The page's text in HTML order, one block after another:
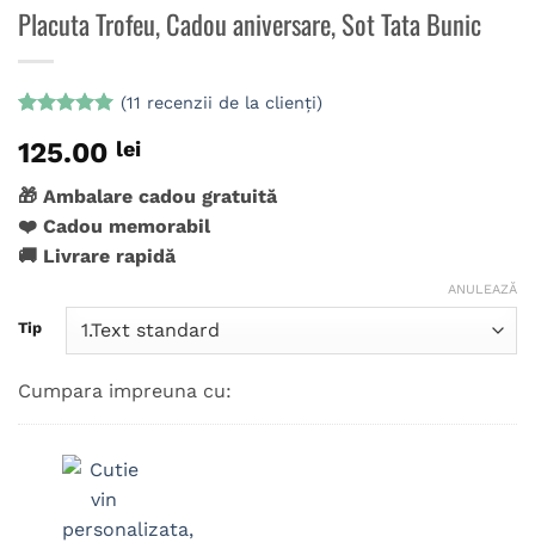
Placuta Trofeu, Cadou aniversare, Sot Tata Bunic
5din 5 pe
baza a
evaluări de
la clienți
(11 recenzii de la clienți)
125.00 lei
🎁 Ambalare cadou gratuită
❤️ Cadou memorabil
🚚 Livrare rapidă
Tip
ANULEAZĂ
Cumpara impreuna cu: